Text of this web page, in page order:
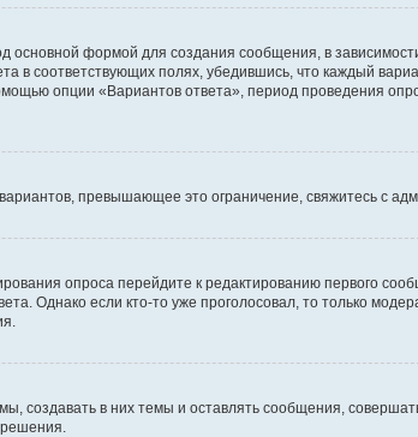
основной формой для создания сообщения, в
в соответствующих полях, убедившись, что каждый
опции «Вариантов ответа», период проведения
превышающее это ограничение, свяжитесь с
опроса перейдите к редактированию первого
Однако если кто-то уже проголосовал, то только
создавать в них темы и оставлять сообщения,